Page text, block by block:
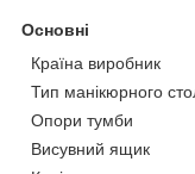
Основні
Країна виробник
Тип манікюрного
Опори тумби
Висувний ящик